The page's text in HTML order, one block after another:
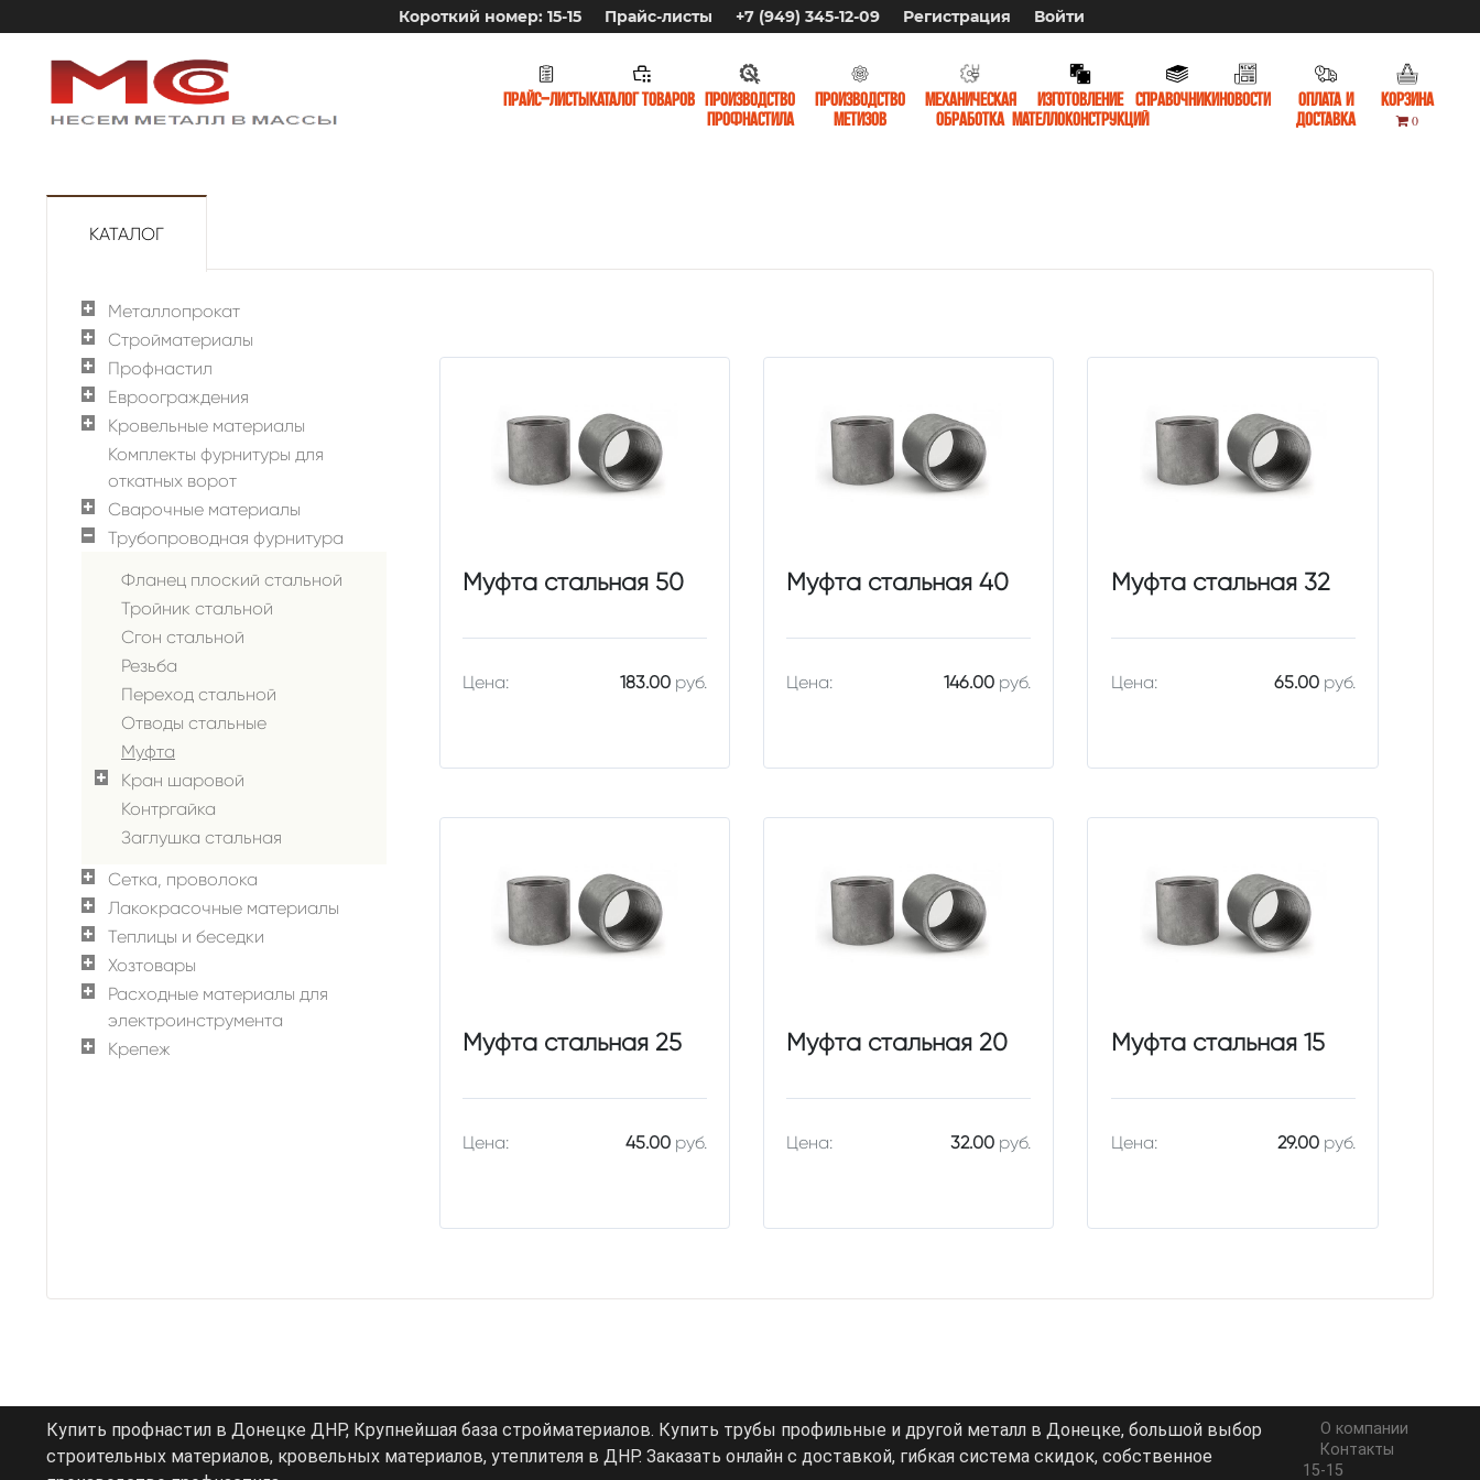
Короткий номер: 15-15 Прайс-листы +7 (949) 345-12-09 Регистрация Войти
Прайс-листы Каталог товаров
Производство
профнастила
Производство
метизов
Механическая
обработка
Изготовление
мателлоконструкций
Справочники Новости
Оплата и
доставка
Корзина
0
КАТАЛОГ
Металлопрокат
Стройматериалы
Профнастил
Евроограждения
Кровельные материалы
Комплекты фурнитуры для
откатных ворот
Сварочные материалы
Трубопроводная фурнитура
Фланец плоский стальной
Тройник стальной
Сгон стальной
Резьба
Переход стальной
Отводы стальные
Муфта
Кран шаровой
Контргайка
Заглушка стальная
Сетка, проволока
Лакокрасочные материалы
Теплицы и беседки
Хозтовары
Расходные материалы для
электроинструмента
Крепеж
Муфта стальная 50
Цена: 183.00руб.
Муфта стальная 40
Цена: 146.00 руб.
Муфта стальная 32
Цена: 65.00руб.
Муфта стальная 25
Цена: 45.00руб.
Муфта стальная 20
Цена: 32.00 руб.
Муфта стальная 15
Цена: 29.00руб.
Купить профнастил в Донецке ДНР, Крупнейшая база стройматериалов. Купить трубы профильные и другой металл в Донецке, большой выбор
строительных материалов, кровельных материалов, утеплителя в ДНР. Заказать онлайн с доставкой, гибкая система скидок, собственное
О компании
Контакты
15-15